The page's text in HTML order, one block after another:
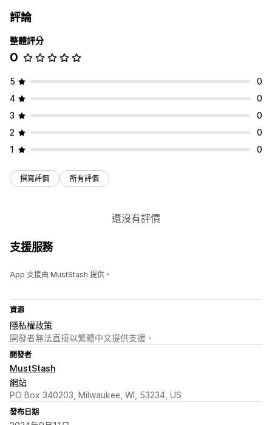
評論
整體評分
0
5
0
4
0
3
0
2
0
1
0
撰寫評價 所有評價
還沒有評價
支援服務
App 支援由 MustStash 提供。
資源
隱私權政策
開發者無法直接以繁體中文提供支援。
開發者
MustStash
網站
PO Box 340203, Milwaukee, WI, 53234, US
發布日期